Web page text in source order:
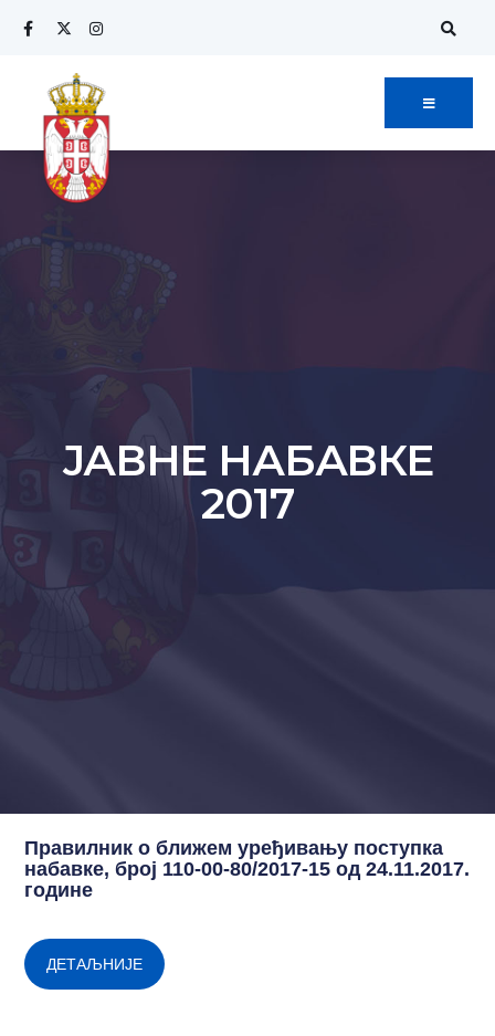
ЈАВНЕ НАБАВКЕ
2017
Правилник о ближем уређивању поступка
набавке, број 110-00-80/2017-15 од 24.11.2017.
године
ДЕТАЉНИЈЕ